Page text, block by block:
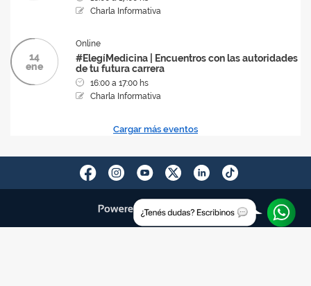
Charla Informativa
14
ene
Online
#ElegíMedicina | Encuentros con las autoridades
de tu futura carrera
16:00 a 17:00 hs
Charla Informativa
Cargar más eventos